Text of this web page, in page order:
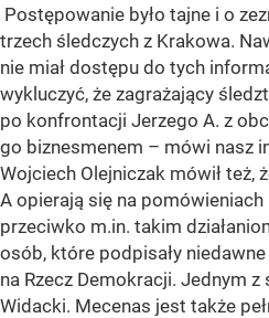
Postępowanie było tajne i o
trzech śledczych z Krakowa.
nie miał dostępu do tych
wykluczyć, że zagrażający
po konfrontacji Jerzego A. z
go biznesmenem – mówi nasz
Wojciech Olejniczak mówił też,
A opierają się na pomówieniach
przeciwko m.in. takim
osób, które podpisały
na Rzecz Demokracji. Jednym
Widacki. Mecenas jest także